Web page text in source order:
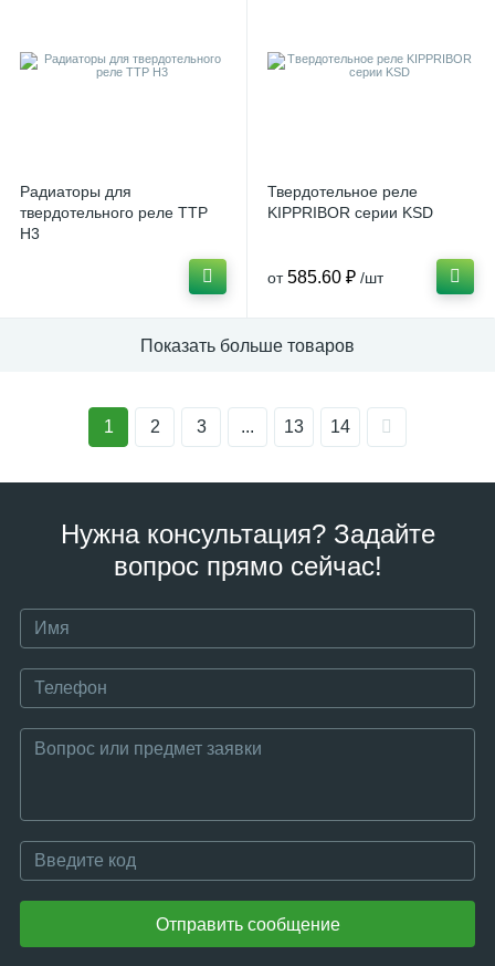
Радиаторы для
твердотельного реле ТТР
H3
Твердотельное реле
KIPPRIBOR серии KSD
от 585.60 ₽ /шт
Показать больше товаров
1 2 3 ... 13 14
Нужна консультация? Задайте
вопрос прямо сейчас!
Отправить сообщение